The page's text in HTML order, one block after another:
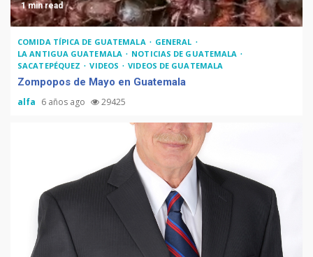
1 min read
COMIDA TÍPICA DE GUATEMALA
GENERAL
LA ANTIGUA GUATEMALA
NOTICIAS DE GUATEMALA
SACATEPÉQUEZ
VIDEOS VIDEOS DE GUATEMALA
Zompopos de Mayo en Guatemala
alfa 6 años ago 29425